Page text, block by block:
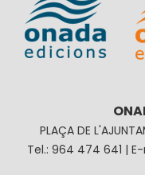
PLAÇA DE
Tel.: 964 474 641 |